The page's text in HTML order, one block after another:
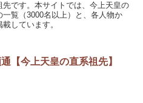
です。本サイトでは、今上天皇の
覧（3000名以上）と、各人物か
しています。
【今上天皇の直系祖先】